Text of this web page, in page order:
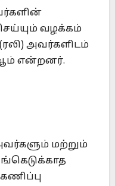
வழக்கம்
அவர்களிடம்
என்றனர்.
மற்றும்